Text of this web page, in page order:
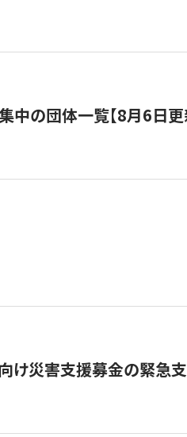
の団体一覧【8月6日更
け災害支援募金の緊急